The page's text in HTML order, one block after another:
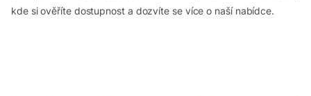
kde si ověříte dostupnost a dozvíte se více o naší nabídce.